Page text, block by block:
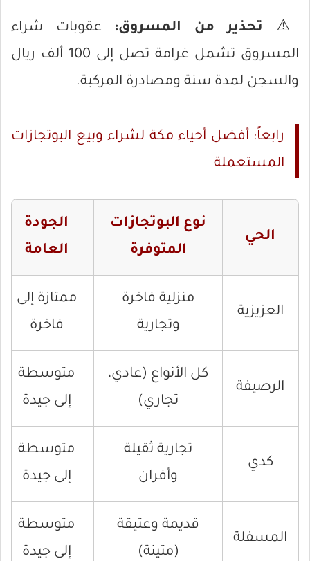
⚠️ تحذير من المسروق: عقوبات شراء
المسروق تشمل غرامة تصل إلى 100 ألف ريال
والسجن لمدة سنة ومصادرة المركبة.
رابعاً: أفضل أحياء مكة لشراء وبيع البوتجازات
المستعملة
الحي
نوع البوتجازات
المتوفرة
الجودة
العامة
العزيزية
منزلية فاخرة
وتجارية
ممتازة إلى
فاخرة
الرصيفة
كل الأنواع (عادي،
تجاري)
متوسطة
إلى جيدة
كدي
تجارية ثقيلة
وأفران
متوسطة
إلى جيدة
المسفلة
قديمة وعتيقة
(متينة)
متوسطة
إلى جيدة